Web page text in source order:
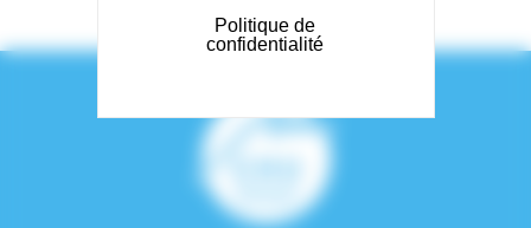
Politique de
confidentialité